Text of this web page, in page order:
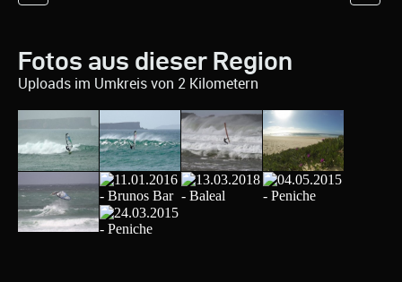
Fotos aus dieser Region
Uploads im Umkreis von 2 Kilometern